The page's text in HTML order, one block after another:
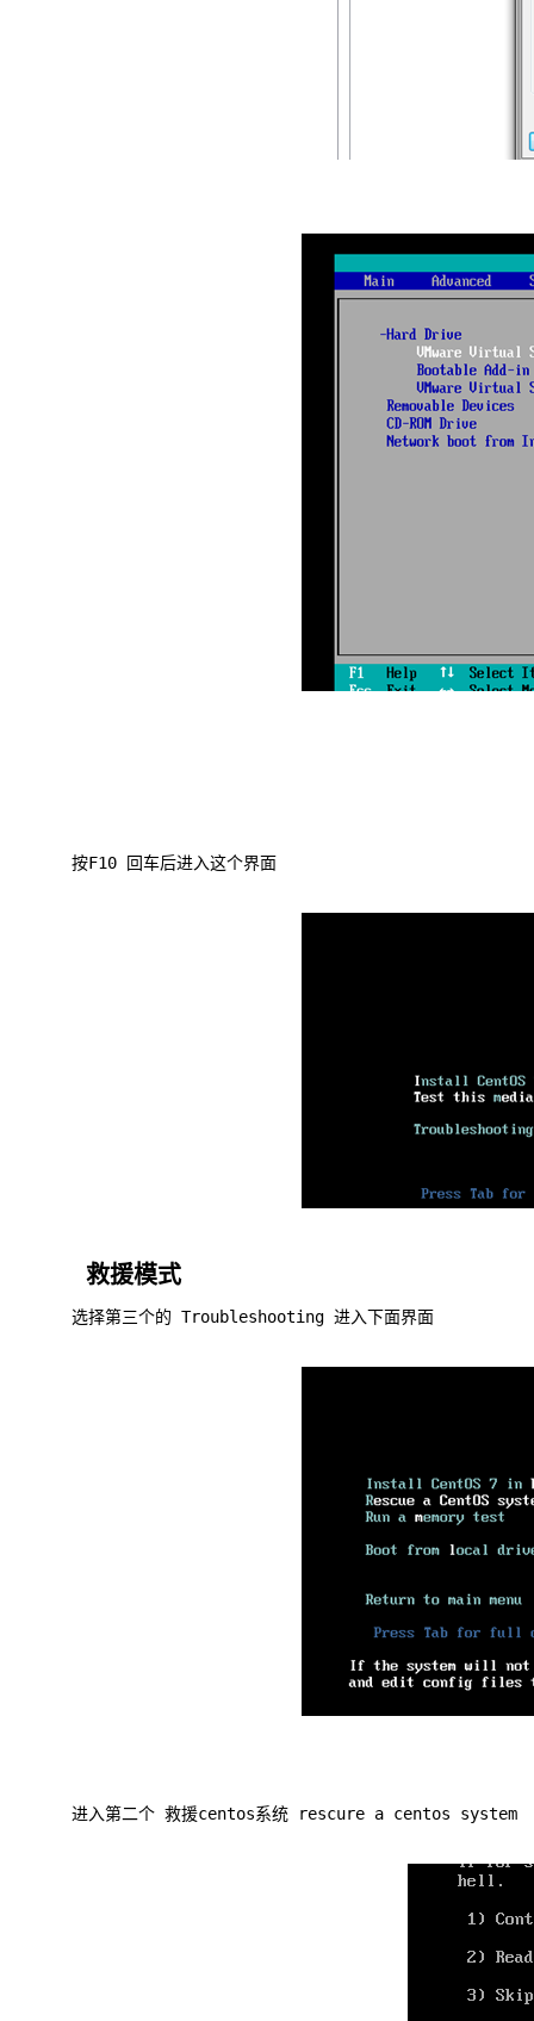
按F10 回车后进入这个界面
救援模式
选择第三个的 Troubleshooting 进入下面界面
进入第二个 救援centos系统 rescure a centos system